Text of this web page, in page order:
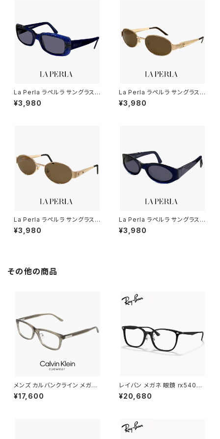
La Perla ラペルラ サングラス s
pe011-955 スクエア 型 レディ
ース メンズ ユニセックスモデル
¥3,980
La Perla ラペルラ サングラス s
pe500-349 オーバル 型 レデ
ィース メンズ ユニセックスモデ
¥3,980
La Perla ラペルラ サングラス s
pe505-349 オーバル 型 レデ
ィース メンズ ユニセックスモデ
¥3,980
La Perla ラペルラ サングラス s
pe003-955 オーバル 型 レデ
ィース メンズ ユニセックスモデ
¥3,980
その他の商品
メンズ カルバンクライン メガネ
ck25564lb-n-330 calvin kl
ein 眼鏡 CK25564LB スクエ
¥17,600
レイバン メガネ 眼鏡 rx5403d
5725 54mm Ray-Ban 眼鏡
メンズ レディース ユニセックス
少し 大きめ 大きい サイズ ダミ
ーレンズ発送
¥20,680